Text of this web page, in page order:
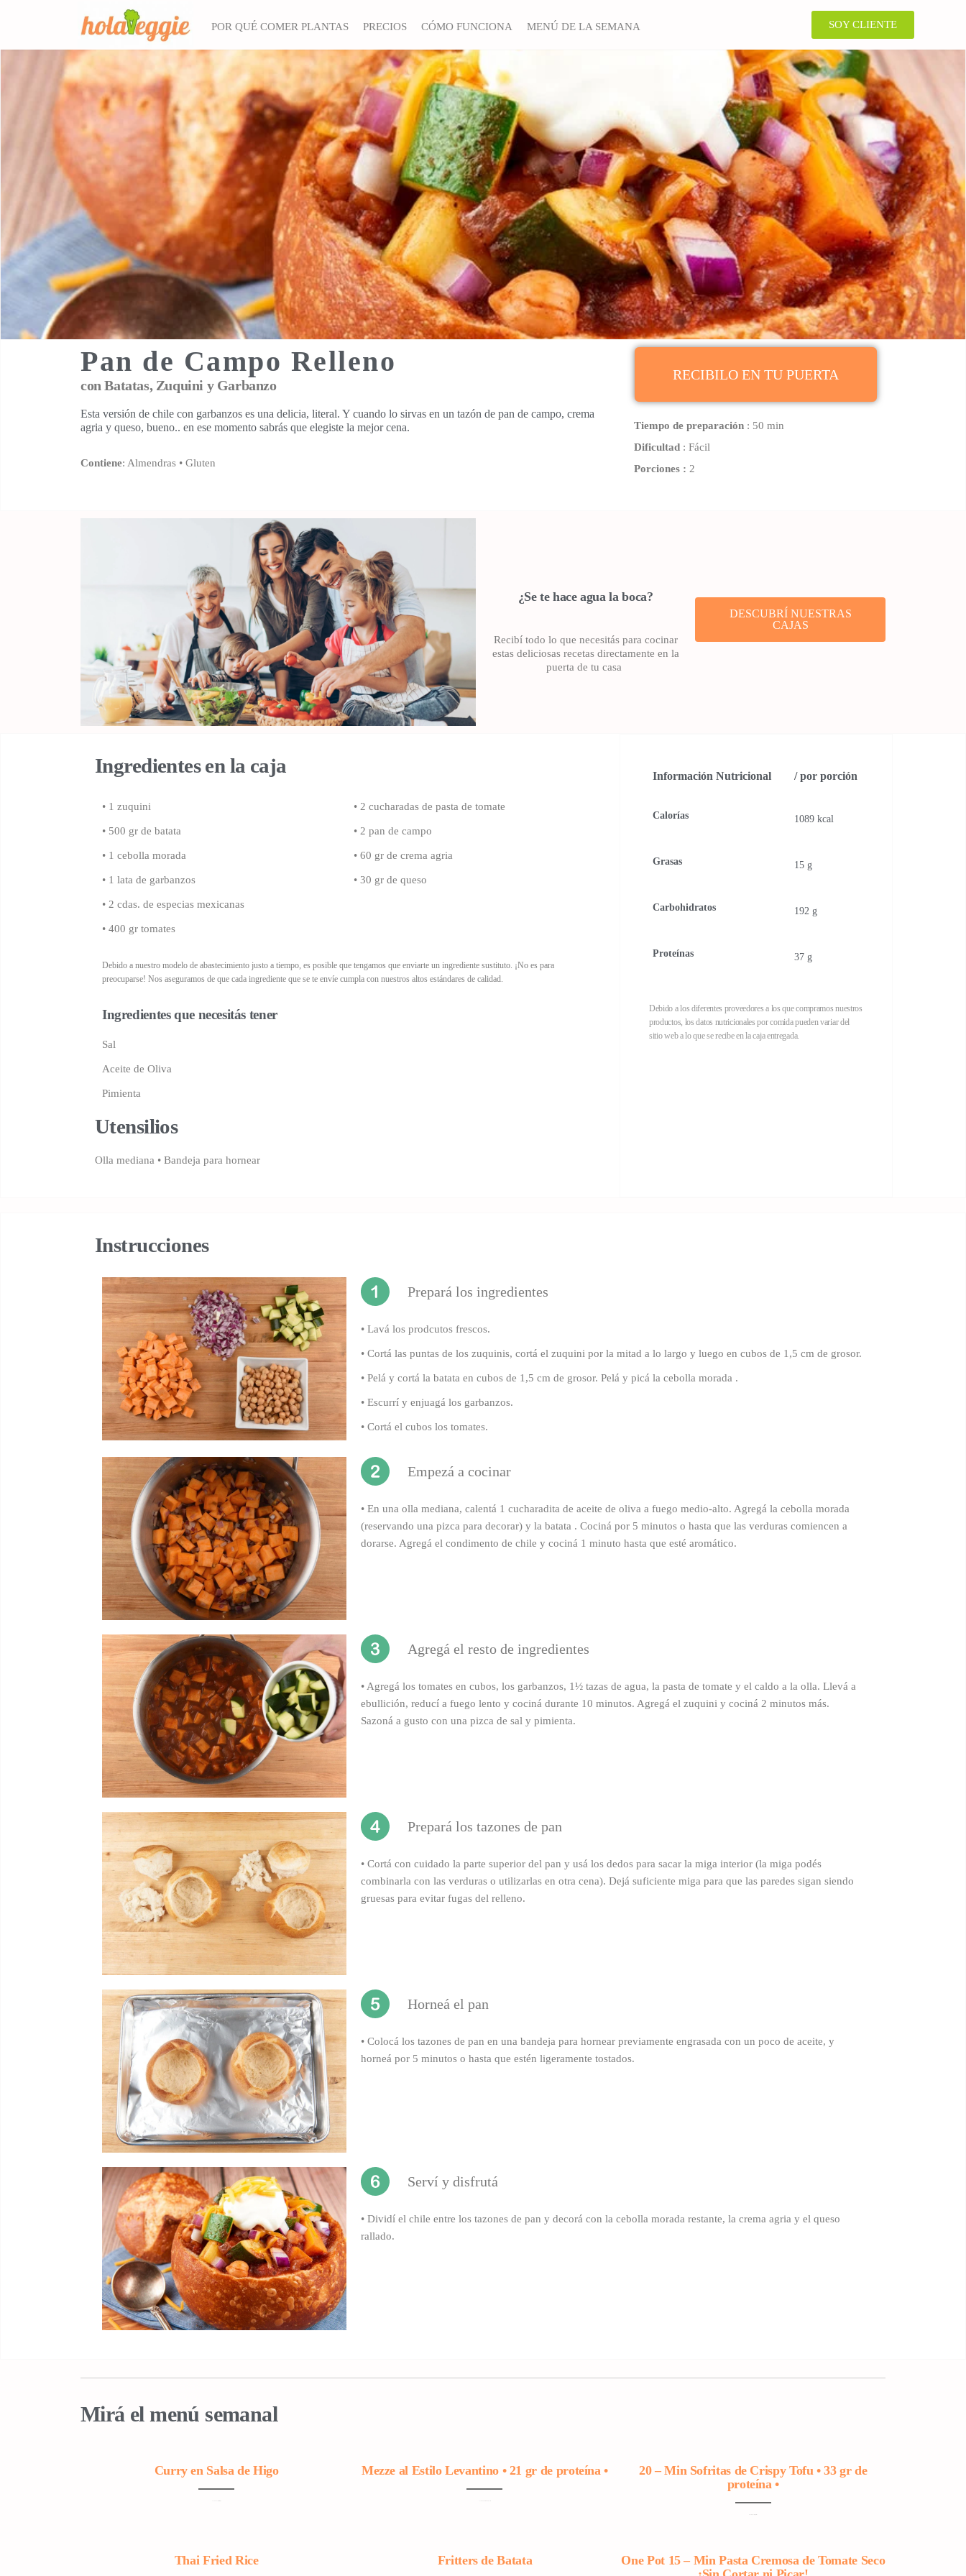
POR QUÉ COMER PLANTAS PRECIOS CÓMO FUNCIONA MENÚ DE LA SEMANA SOY CLIENTE
Pan de Campo Relleno
con Batatas, Zuquini y Garbanzo
Esta versión de chile con garbanzos es una delicia, literal. Y cuando lo sirvas en un tazón de pan de campo, crema
agria y queso, bueno.. en ese momento sabrás que elegiste la mejor cena.
Contiene: Almendras • Gluten
RECIBILO EN TU PUERTA
Tiempo de preparación: 50 min
Dificultad: Fácil
Porciones: 2
¿Se te hace agua la boca?
Recibí todo lo que necesitás para cocinar
estas deliciosas recetas directamente en la
puerta de tu casa
DESCUBRÍ NUESTRAS
CAJAS
Ingredientes en la caja
• 1 zuquini
• 500 gr de batata
• 1 cebolla morada
• 1 lata de garbanzos
• 2 cdas. de especias mexicanas
• 400 gr tomates
• 2 cucharadas de pasta de tomate
• 2 pan de campo
• 60 gr de crema agria
• 30 gr de queso
Debido a nuestro modelo de abastecimiento justo a tiempo, es posible que tengamos que enviarte un ingrediente sustituto. ¡No es para
preocuparse! Nos aseguramos de que cada ingrediente que se te envíe cumpla con nuestros altos estándares de calidad.
Ingredientes que necesitás tener
Sal
Aceite de Oliva
Pimienta
Utensilios
Olla mediana • Bandeja para hornear
Información Nutricional / por porción
Calorías 1089 kcal
Grasas 15 g
Carbohidratos 192 g
Proteínas 37 g
Debido a los diferentes proveedores a los que compramos nuestros
productos, los datos nutricionales por comida pueden variar del
sitio web a lo que se recibe en la caja entregada.
Instrucciones
Prepará los ingredientes
• Lavá los prodcutos frescos.
• Cortá las puntas de los zuquinis, cortá el zuquini por la mitad a lo largo y luego en cubos de 1,5 cm de grosor.
• Pelá y cortá la batata en cubos de 1,5 cm de grosor. Pelá y picá la cebolla morada .
• Escurrí y enjuagá los garbanzos.
•Cortá el cubos los tomates.
Empezá a cocinar
• En una olla mediana, calentá 1 cucharadita de aceite de oliva a fuego medio-alto. Agregá la cebolla morada
(reservando una pizca para decorar) y la batata . Cociná por 5 minutos o hasta que las verduras comiencen a
dorarse. Agregá el condimento de chile y cociná 1 minuto hasta que esté aromático.
Agregá el resto de ingredientes
•Agregá los tomates en cubos, los garbanzos, 1½ tazas de agua, la pasta de tomate y el caldo a la olla. Llevá a
ebullición, reducí a fuego lento y cociná durante 10 minutos. Agregá el zuquini y cociná 2 minutos más.
Sazoná a gusto con una pizca de sal y pimienta.
Prepará los tazones de pan
• Cortá con cuidado la parte superior del pan y usá los dedos para sacar la miga interior (la miga podés
combinarla con las verduras o utilizarlas en otra cena). Dejá suficiente miga para que las paredes sigan siendo
gruesas para evitar fugas del relleno.
Horneá el pan
• Colocá los tazones de pan en una bandeja para hornear previamente engrasada con un poco de aceite, y
horneá por 5 minutos o hasta que estén ligeramente tostados.
Serví y disfrutá
• Dividí el chile entre los tazones de pan y decorá con la cebolla morada restante, la crema agria y el queso
rallado.
Mirá el menú semanal
Curry en Salsa de Higo Mezze al Estilo Levantino • 21 gr de proteína •
20 – Min Sofritas de Crispy Tofu • 33 gr de
proteína •
Thai Fried Rice Fritters de Batata
One Pot 15 – Min Pasta Cremosa de Tomate Seco